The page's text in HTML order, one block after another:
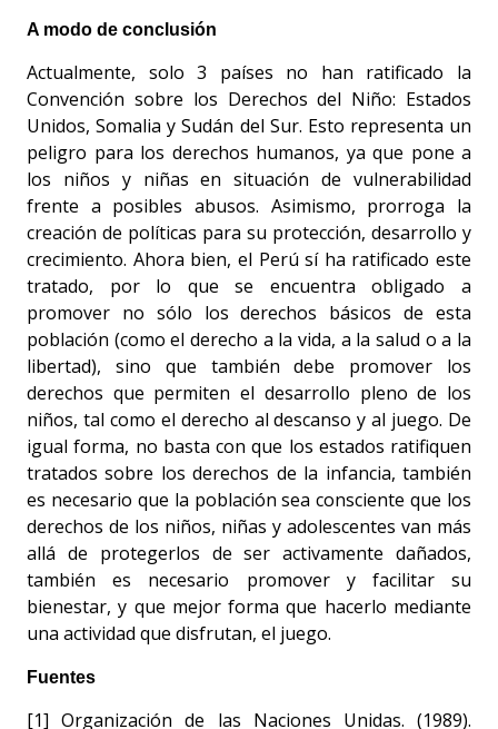
A modo de conclusión
Actualmente, solo 3 países no han ratificado la
Convención sobre los Derechos del Niño: Estados
Unidos, Somalia y Sudán del Sur. Esto representa un
peligro para los derechos humanos, ya que pone a
los niños y niñas en situación de vulnerabilidad
frente a posibles abusos. Asimismo, prorroga la
creación de políticas para su protección, desarrollo y
crecimiento. Ahora bien, el Perú sí ha ratificado este
tratado, por lo que se encuentra obligado a
promover no sólo los derechos básicos de esta
población (como el derecho a la vida, a la salud o a la
libertad), sino que también debe promover los
derechos que permiten el desarrollo pleno de los
niños, tal como el derecho al descanso y al juego. De
igual forma, no basta con que los estados ratifiquen
tratados sobre los derechos de la infancia, también
es necesario que la población sea consciente que los
derechos de los niños, niñas y adolescentes van más
allá de protegerlos de ser activamente dañados,
también es necesario promover y facilitar su
bienestar, y que mejor forma que hacerlo mediante
una actividad que disfrutan, el juego.
Fuentes
[1] Organización de las Naciones Unidas. (1989).